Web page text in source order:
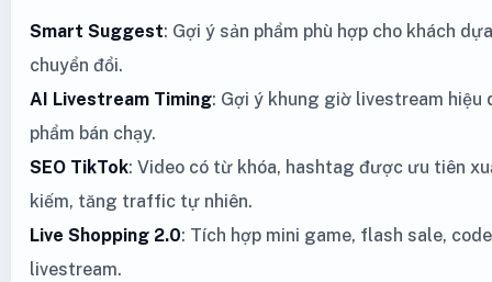
Smart Suggest: Gợi ý sản phẩm phù hợp cho khách
chuyển đổi.
AI Livestream Timing: Gợi ý khung giờ livestream hiệu
phẩm bán chạy.
SEO TikTok: Video có từ khóa, hashtag được ưu tiên
kiếm, tăng traffic tự nhiên.
Live Shopping 2.0: Tích hợp mini game, flash sale,
livestream.